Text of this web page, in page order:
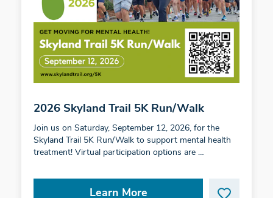
2026 Skyland Trail 5K Run/Walk
Join us on Saturday, September 12, 2026, for the
Skyland Trail 5K Run/Walk to support mental health
treatment! Virtual participation options are …
Learn More